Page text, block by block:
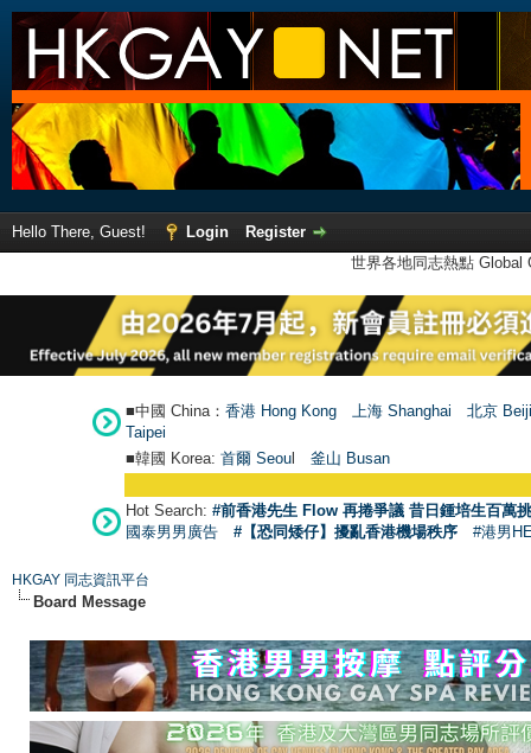
Hello There, Guest! Login
Register
世界各地同志熱點
■中國 China： 香港 Hong Kong 上海 Shanghai
北京
Taipei
■韓國 Korea: 首爾 Seoul 釜山 Busan
Hot Search: #前香港先生 Flow 再捲爭議 昔日鍾培生百萬
國泰男男廣告
#【恐同矮仔】擾亂香港機場秩序 #港男
HKGAY 同志資訊平台
Board Message